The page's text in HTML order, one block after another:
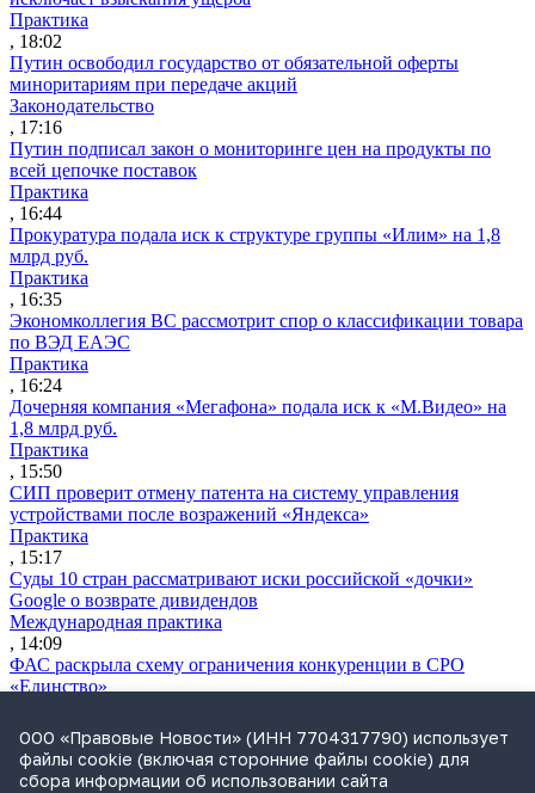
Практика
, 18:02
Путин освободил государство от обязательной оферты
миноритариям при передаче акций
Законодательство
, 17:16
Путин подписал закон о мониторинге цен на продукты по
всей цепочке поставок
Практика
, 16:44
Прокуратура подала иск к структуре группы «Илим» на 1,8
млрд руб.
Практика
, 16:35
Экономколлегия ВС рассмотрит спор о классификации товара
по ВЭД ЕАЭС
Практика
, 16:24
Дочерняя компания «Мегафона» подала иск к «М.Видео» на
1,8 млрд руб.
Практика
, 15:50
СИП проверит отмену патента на систему управления
устройствами после возражений «Яндекса»
Практика
, 15:17
Суды 10 стран рассматривают иски российской «дочки»
Google о возврате дивидендов
Международная практика
, 14:09
ФАС раскрыла схему ограничения конкуренции в СРО
«Единство»
, 14:08
Суд снял арбитражную оговорку по просьбе иностранного
истца
ООО «Правовые Новости» (ИНН 7704317790) использует
файлы cookie (включая сторонние файлы cookie) для
сбора информации об использовании сайта